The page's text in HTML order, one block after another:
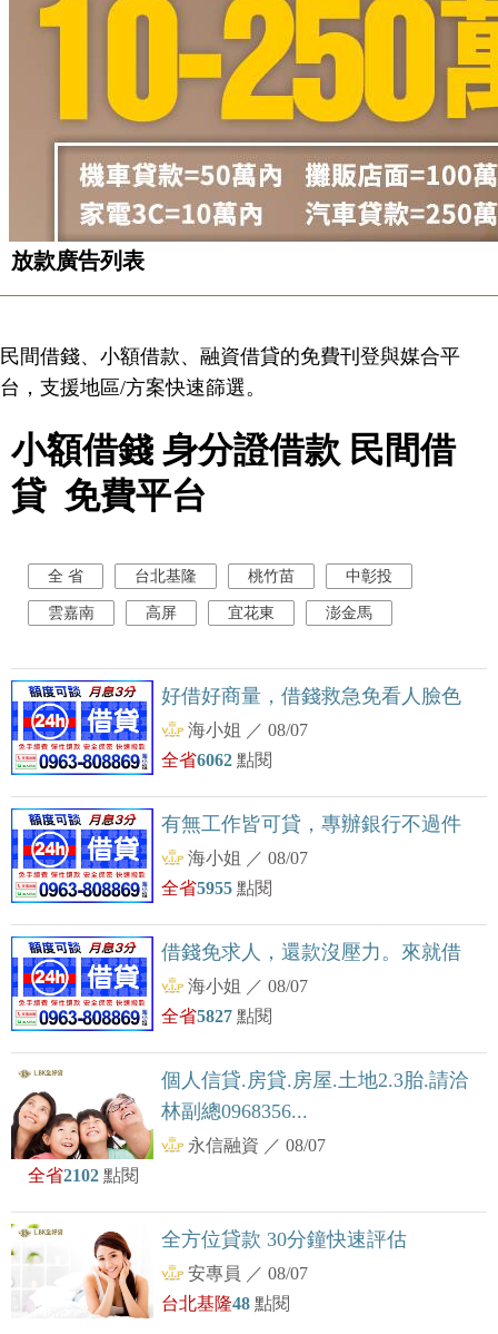
放款廣告列表
民間借錢、小額借款、融資借貸的免費刊登與媒合平
台，支援地區/方案快速篩選。
小額借錢 身分證借款 民間借
貸 免費平台
全 省 台北基隆 桃竹苗 中彰投
雲嘉南 高屏 宜花東 澎金馬
好借好商量，借錢救急免看人臉色
海小姐 ／08/07
全省6062點閱
有無工作皆可貸，專辦銀行不過件
海小姐 ／08/07
全省5955點閱
借錢免求人，還款沒壓力。來就借
海小姐 ／08/07
全省5827點閱
個人信貸.房貸.房屋.土地2.3胎.請洽
林副總0968356...
永信融資 ／08/07
全省2102 點閱
全方位貸款 30分鐘快速評估
安專員 ／08/07
台北基隆48點閱